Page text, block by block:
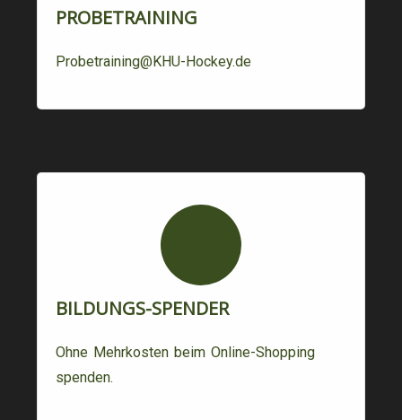
PROBETRAINING
Probetraining@KHU-Hockey.de
BILDUNGS-SPENDER
Ohne Mehrkosten beim Online-Shopping
spenden.